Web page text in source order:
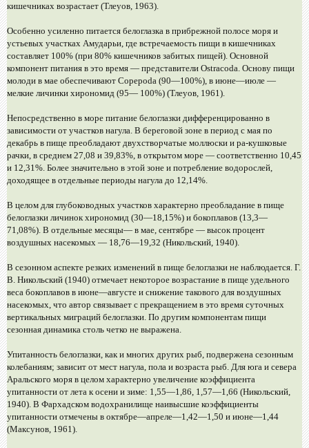
кишечниках возрастает (Тлеуов, 1963).
Особенно усиленно питается белоглазка в прибрежной полосе моря и
устьевых участках Амударьи, где встречаемость пищи в кишечниках
составляет 100% (при 80% кишечников забитых пищей). Основной
компонент питания в это время — представители Ostracoda. Основу пищи
молоди в мае обеспечивают Copepoda (90—100%), в июне—июле —
мелкие личинки хирономид (95— 100%) (Тлеуов, 1961).
Непосредственно в море питание белоглазки дифференцированно в
зависимости от участков нагула. В береговой зоне в период с мая по
декабрь в пище преобладают двухстворчатые моллюски и ра-кушковые
рачки, в среднем 27,08 и 39,83%, в открытом море — соответственно 10,45
и 12,31%. Более значительно в этой зоне и потребление водорослей,
доходящее в отдельные периоды нагула до 12,14%.
В целом для глубоководных участков характерно преобладание в пище
белоглазки личинок хирономид (30—18,15%) и бокоплавов (13,3—
71,08%). В отдельные месяцы— в мае, сентябре — высок процент
воздушных насекомых — 18,76—19,32 (Никольский, 1940).
В сезонном аспекте резких изменений в пище белоглазки не наблюдается. Г.
В. Никольский (1940) отмечает некоторое возрастание в пище удельного
веса бокоплавов в июне—августе и снижение такового для воздушных
насекомых, что автор связывает с прекращением в это время суточных
вертикальных миграций белоглазки. По другим компонентам пищи
сезонная динамика столь четко не выражена.
Упитанность белоглазки, как и многих других рыб, подвержена сезонным
колебаниям; зависит от мест нагула, пола и возраста рыб. Для юга и севера
Аральского моря в целом характерно увеличение коэффициента
упитанности от лета к осени и зиме: 1,55—1,86, 1,57—1,66 (Никольский,
1940). В Фархадском водохранилище наивысшие коэффициенты
упитанности отмечены в октябре—апреле—1,42—1,50 и июне—1,44
(Максунов, 1961).